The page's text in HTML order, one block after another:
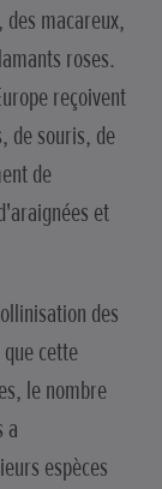
macareux,
roses.
reçoivent
de souris, de
de
et
des
cette
le nombre
a
espèces